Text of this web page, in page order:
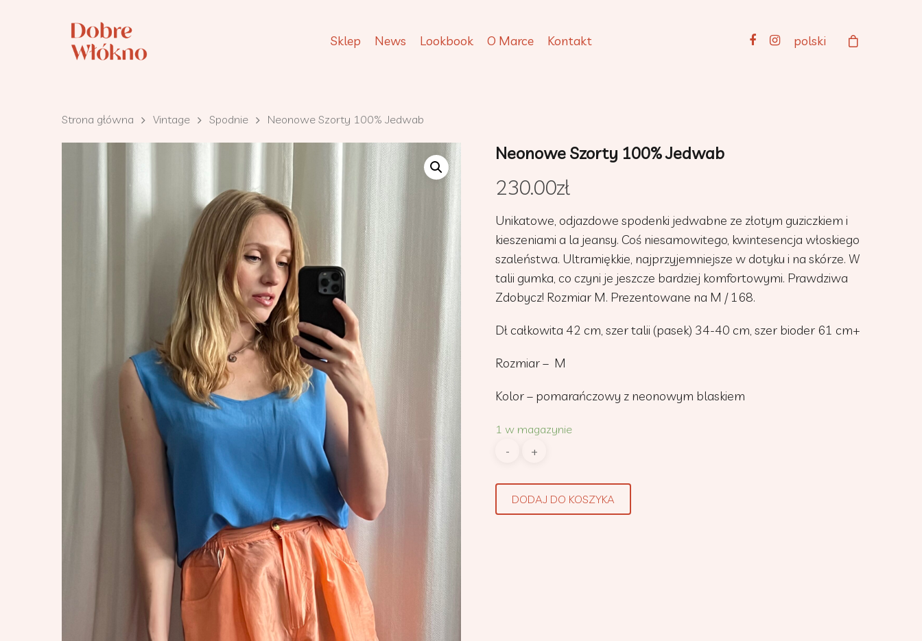
Sklep News Lookbook O Marce Kontakt polski
Strona główna Vintage Spodnie Neonowe Szorty 100% Jedwab
Neonowe Szorty 100% Jedwab
230.00zł
Unikatowe, odjazdowe spodenki jedwabne ze złotym guziczkiem i
kieszeniami a la jeansy. Coś niesamowitego, kwintesencja włoskiego
szaleństwa. Ultramiękkie, najprzyjemniejsze w dotyku i na skórze. W
talii gumka, co czyni je jeszcze bardziej komfortowymi. Prawdziwa
Zdobycz! Rozmiar M. Prezentowane na M / 168.
Dł całkowita 42 cm, szer talii (pasek) 34-40 cm, szer bioder 61 cm+
Rozmiar – M
Kolor – pomarańczowy z neonowym blaskiem
1 w magazynie
DODAJ DO KOSZYKA